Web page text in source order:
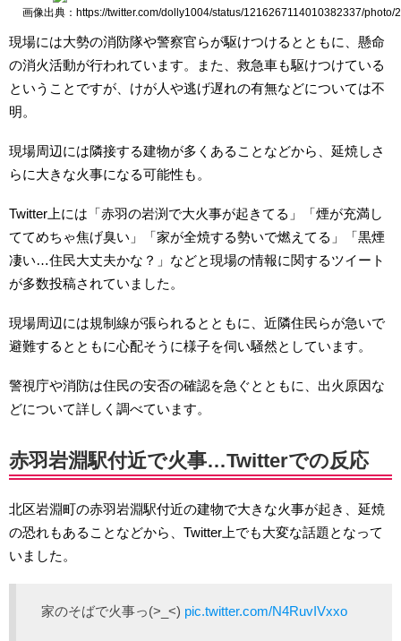
画像出典：https://twitter.com/dolly1004/status/1216267114010382337/photo/2
現場には大勢の消防隊や警察官らが駆けつけるとともに、懸命
の消火活動が行われています。また、救急車も駆けつけている
ということですが、けが人や逃げ遅れの有無などについては不
明。
現場周辺には隣接する建物が多くあることなどから、延焼しさ
らに大きな火事になる可能性も。
Twitter上には「赤羽の岩渕で大火事が起きてる」「煙が充満し
ててめちゃ焦げ臭い」「家が全焼する勢いで燃えてる」「黒煙
凄い…住民大丈夫かな？」などと現場の情報に関するツイート
が多数投稿されていました。
現場周辺には規制線が張られるとともに、近隣住民らが急いで
避難するとともに心配そうに様子を伺い騒然としています。
警視庁や消防は住民の安否の確認を急ぐとともに、出火原因な
どについて詳しく調べています。
赤羽岩淵駅付近で火事…Twitterでの反応
北区岩淵町の赤羽岩淵駅付近の建物で大きな火事が起き、延焼
の恐れもあることなどから、Twitter上でも大変な話題となって
いました。
家のそばで火事っ(>_<) pic.twitter.com/N4RuvIVxxo